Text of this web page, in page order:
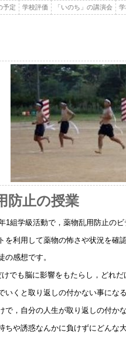
予定 学校評価 「いのち」の講演会
防止の授業
1組学級活動で，薬物乱用防止のビ
を利用して薬物の怖さや状況を確認
の感想です。
けでも脳に影響をもたらし，どれ
いくと取り返しの付かない事にな
で，自分の人生が取り返しの付か
ちや誘惑なんかに負けずにどんな